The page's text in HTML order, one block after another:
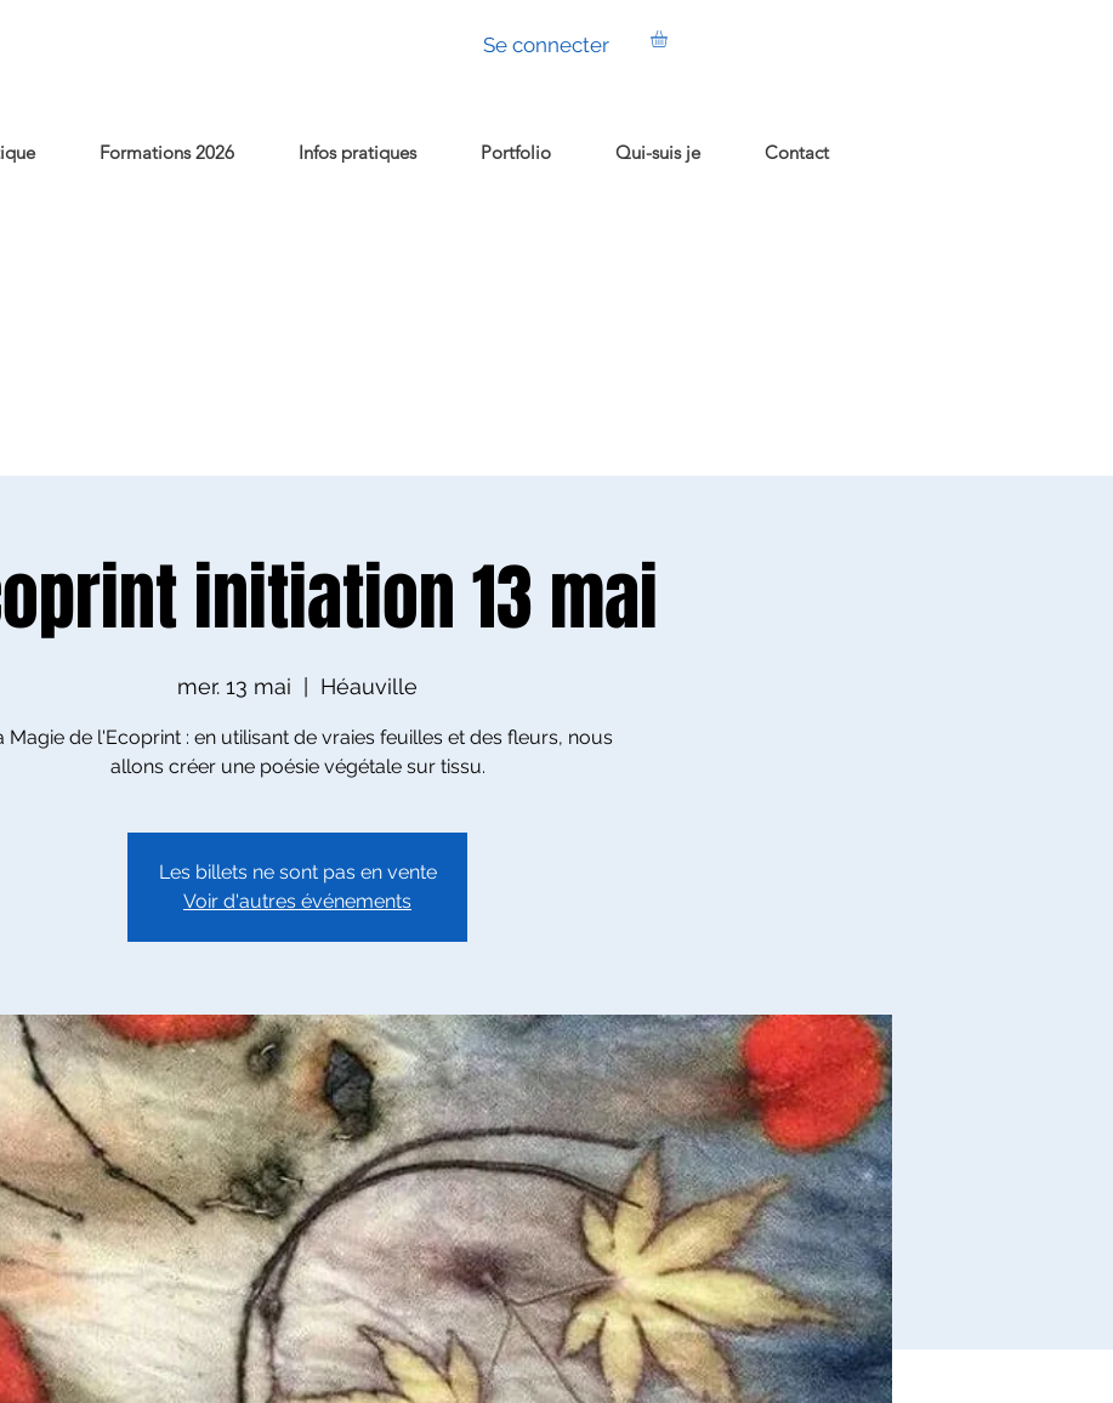
Se connecter
initiation 13 mai
mer. 13 mai
  |
Héauville
Magie de l'Ecoprint : en utilisant de vraies feuilles et des fleurs, nous
allons créer une poésie végétale sur tissu.
Les billets ne sont pas en vente
Voir d'autres événements
Formations 2026 Infos pratiques Portfolio Qui-suis je Contact